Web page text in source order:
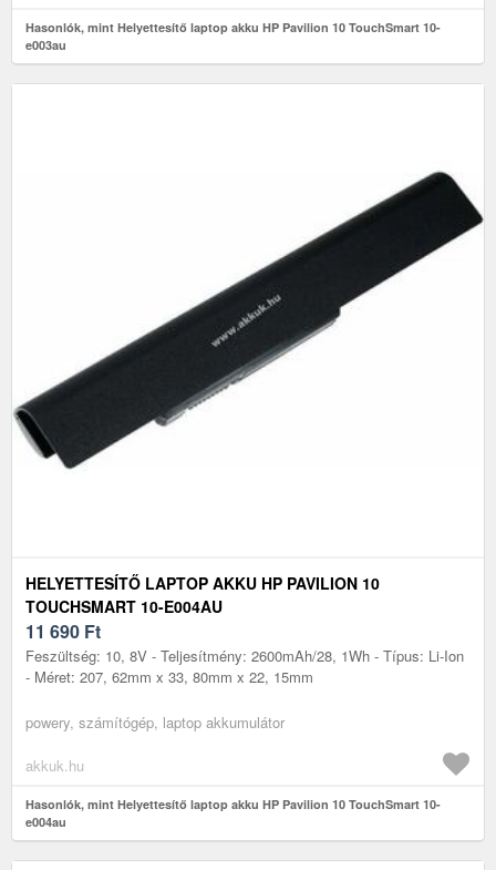
Hasonlók, mint Helyettesítő laptop akku HP Pavilion 10 TouchSmart 10-
e003au
HELYETTESÍTŐ LAPTOP AKKU HP PAVILION 10
TOUCHSMART 10-E004AU
11 690 Ft
Feszültség: 10, 8V - Teljesítmény: 2600mAh/28, 1Wh - Típus: Li-Ion
- Méret: 207, 62mm x 33, 80mm x 22, 15mm
powery, számítógép, laptop akkumulátor
akkuk.hu
Hasonlók, mint Helyettesítő laptop akku HP Pavilion 10 TouchSmart 10-
e004au